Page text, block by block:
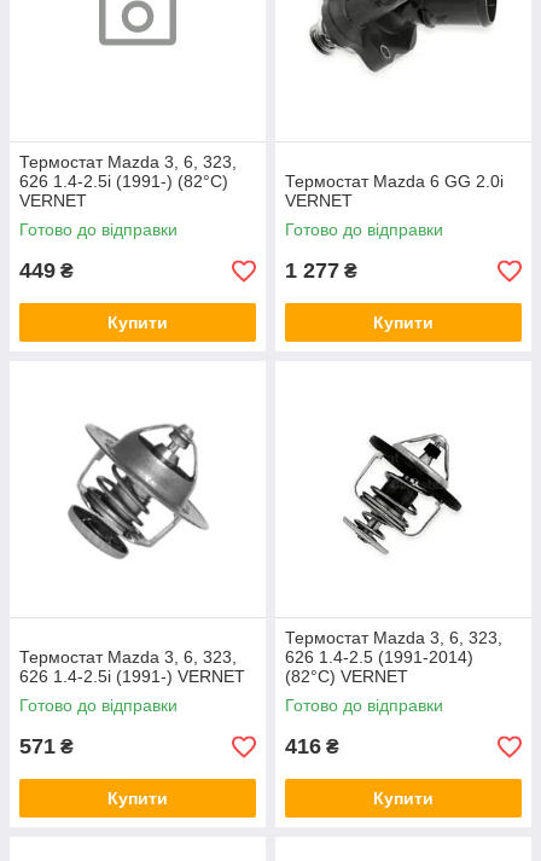
Термостат Mazda 3, 6, 323,
626 1.4-2.5i (1991-) (82°C)
VERNET
Готово до відправки
449 ₴
Купити
Термостат Mazda 6 GG 2.0i
VERNET
Готово до відправки
1 277 ₴
Купити
Термостат Mazda 3, 6, 323,
626 1.4-2.5i (1991-) VERNET
Готово до відправки
571 ₴
Купити
Термостат Mazda 3, 6, 323,
626 1.4-2.5 (1991-2014)
(82°C) VERNET
Готово до відправки
416 ₴
Купити